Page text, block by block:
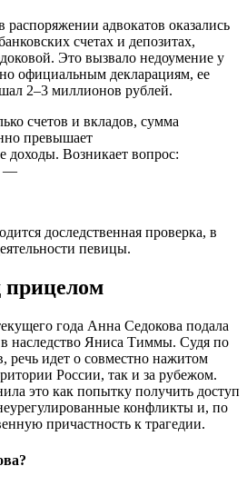
адвокатов оказались
счетах и депозитах,
Это вызвало недоумение у
официальным декларациям, ее
2–3 миллионов рублей.
счетов и вкладов, сумма
превышает
доходы. Возникает вопрос:
—
доследственная проверка, в
певицы.
прицелом
года Анна Седокова подала
в наследство Яниса Тиммы. Судя по
речь идет о совместно нажитом
России, так и за рубежом.
это как попытку получить доступ
конфликты и, по
причастность к трагедии.